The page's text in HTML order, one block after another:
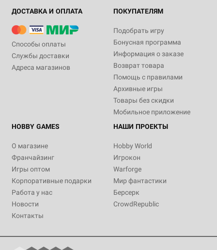
ДОСТАВКА И ОПЛАТА
Способы оплаты
Службы доставки
Адреса магазинов
ПОКУПАТЕЛЯМ
Подобрать игру
Бонусная программа
Информация о заказе
Возврат товара
Помощь с правилами
Архивные игры
Товары без скидки
Мобильное приложение
HOBBY GAMES
О магазине
Франчайзинг
Игры оптом
Корпоративные подарки
Работа у нас
Новости
Контакты
НАШИ ПРОЕКТЫ
Hobby World
Игрокон
Warforge
Мир фантастики
Берсерк
CrowdRepublic